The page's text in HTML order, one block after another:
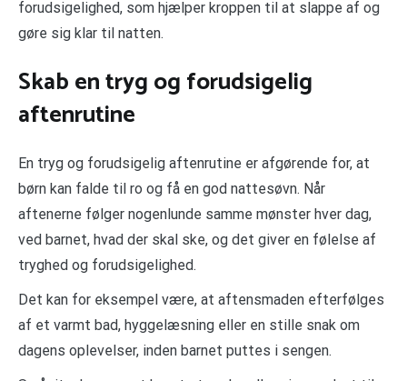
forudsigelighed, som hjælper kroppen til at slappe af og
gøre sig klar til natten.
Skab en tryg og forudsigelig
aftenrutine
En tryg og forudsigelig aftenrutine er afgørende for, at
børn kan falde til ro og få en god nattesøvn. Når
aftenerne følger nogenlunde samme mønster hver dag,
ved barnet, hvad der skal ske, og det giver en følelse af
tryghed og forudsigelighed.
Det kan for eksempel være, at aftensmaden efterfølges
af et varmt bad, hyggelæsning eller en stille snak om
dagens oplevelser, inden barnet puttes i sengen.